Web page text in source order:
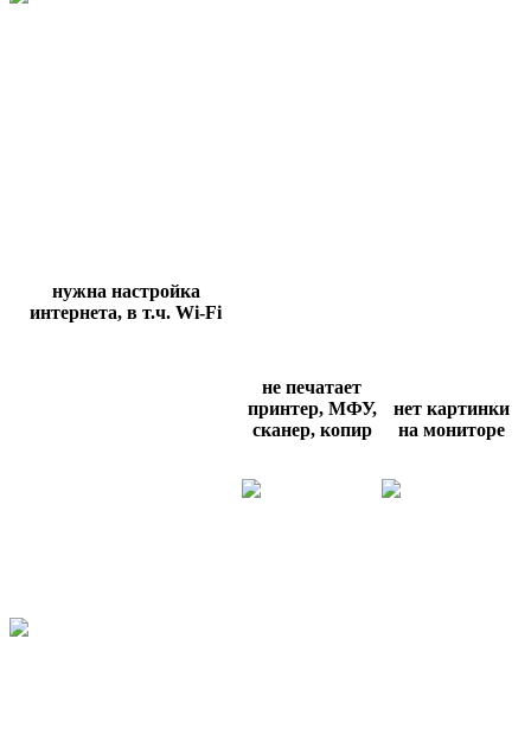
нужна настройка
интернета, в т.ч. Wi-Fi
не печатает
принтер, МФУ,
сканер, копир
нет картинки
на мониторе